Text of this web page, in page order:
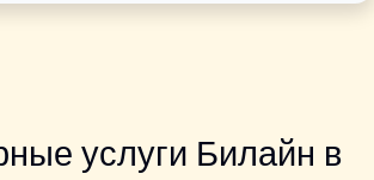
услуги Билайн в